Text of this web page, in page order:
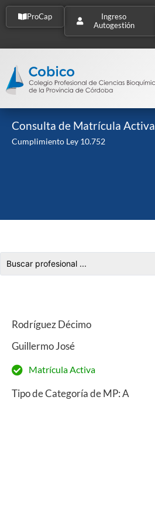
ProCap
Ingreso
Autogestión
Consulta de Matrícula Activa
Cumplimiento Ley 10.752
Rodríguez Décimo
Guillermo José
Matrícula Activa
Tipo de Categoría de MP: A